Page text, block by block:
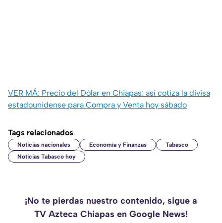
VER MÁ: Precio del Dólar en Chiapas: así cotiza la divisa
estadounidense para Compra y Venta hoy sábado
Tags relacionados
Noticias nacionales Economía y Finanzas
Tabasco
Noticias Tabasco hoy
¡No te pierdas nuestro contenido, sigue a
TV Azteca Chiapas en Google News!